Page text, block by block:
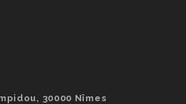
30000 Nîmes